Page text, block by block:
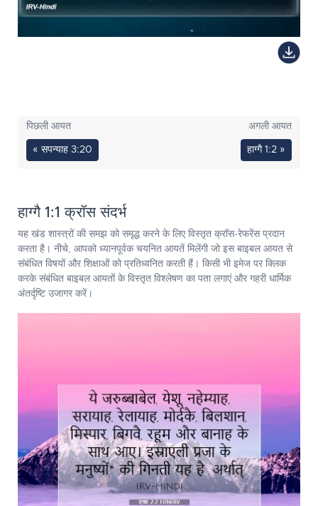
पिछली आयत
« सपन्याह 3:20
अगली आयत
हाग्गै 1:2 »
हाग्गै 1:1 क्रॉस संदर्भ
यह खंड शास्त्रों की समझ को समृद्ध करने के लिए विस्तृत क्रॉस-रेफरेंस प्रदान
करता है। नीचे, आपको ध्यानपूर्वक चयनित आयतें मिलेंगी जो इस बाइबल आयत से
संबंधित विषयों और शिक्षाओं को प्रतिध्वनित करती हैं। किसी भी इमेज पर क्लिक
करके संबंधित बाइबल आयतों के विस्तृत विश्लेषण का पता लगाएं और गहरी धार्मिक
अंतर्दृष्टि उजागर करें।